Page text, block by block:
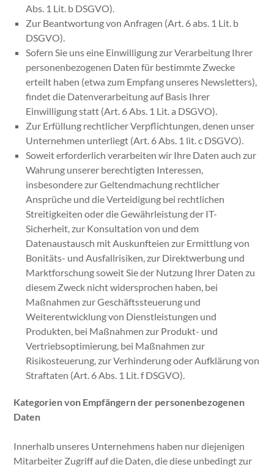
Abs. 1 Lit. b DSGVO).
Zur Beantwortung von Anfragen (Art. 6 abs. 1 Lit. b
DSGVO).
Sofern Sie uns eine Einwilligung zur Verarbeitung Ihrer
personenbezogenen Daten für bestimmte Zwecke
erteilt haben (etwa zum Empfang unseres Newsletters),
findet die Datenverarbeitung auf Basis Ihrer
Einwilligung statt (Art. 6 Abs. 1 Lit. a DSGVO).
Zur Erfüllung rechtlicher Verpflichtungen, denen unser
Unternehmen unterliegt (Art. 6 Abs. 1 lit. c DSGVO).
Soweit erforderlich verarbeiten wir Ihre Daten auch zur
Wahrung unserer berechtigten Interessen,
insbesondere zur Geltendmachung rechtlicher
Ansprüche und die Verteidigung bei rechtlichen
Streitigkeiten oder die Gewährleistung der IT-
Sicherheit, zur Konsultation von und dem
Datenaustausch mit Auskunfteien zur Ermittlung von
Bonitäts- und Ausfallrisiken, zur Direktwerbung und
Marktforschung soweit Sie der Nutzung Ihrer Daten zu
diesem Zweck nicht widersprochen haben, bei
Maßnahmen zur Geschäftssteuerung und
Weiterentwicklung von Dienstleistungen und
Produkten, bei Maßnahmen zur Produkt- und
Vertriebsoptimierung, bei Maßnahmen zur
Risikosteuerung, zur Verhinderung oder Aufklärung von
Straftaten (Art. 6 Abs. 1 Lit. f DSGVO).
Kategorien von Empfängern der personenbezogenen
Daten
Innerhalb unseres Unternehmens haben nur diejenigen
Mitarbeiter Zugriff auf die Daten, die diese unbedingt zur